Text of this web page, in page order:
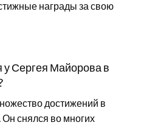
награды за свою
у Сергея Майорова в
достижений в
Он снялся во многих